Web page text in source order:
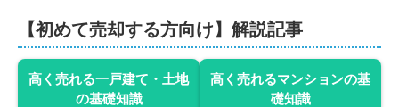
【初めて売却する方向け】解説記事
高く売れる一戸建て・土地
の基礎知識
高く売れるマンションの基
礎知識